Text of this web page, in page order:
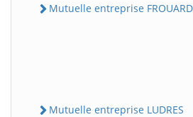
Mutuelle entreprise FROUARD
Mutuelle entreprise LUDRES